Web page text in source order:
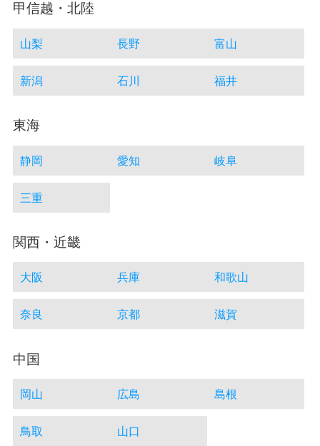
甲信越・北陸
山梨 長野 富山
新潟 石川 福井
東海
静岡 愛知 岐阜
三重
関西・近畿
大阪 兵庫 和歌山
奈良 京都 滋賀
中国
岡山 広島 島根
鳥取 山口